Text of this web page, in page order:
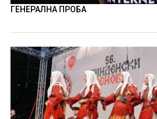
ГЕНЕРАЛНА ПРОБА